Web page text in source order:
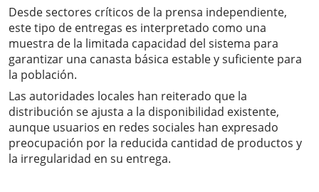
Desde sectores críticos de la prensa independiente,
este tipo de entregas es interpretado como una
muestra de la limitada capacidad del sistema para
garantizar una canasta básica estable y suficiente para
la población.
Las autoridades locales han reiterado que la
distribución se ajusta a la disponibilidad existente,
aunque usuarios en redes sociales han expresado
preocupación por la reducida cantidad de productos y
la irregularidad en su entrega.